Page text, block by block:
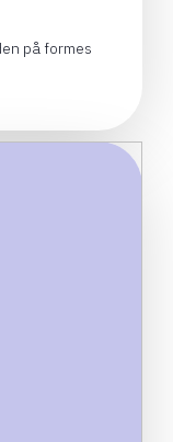
på formes